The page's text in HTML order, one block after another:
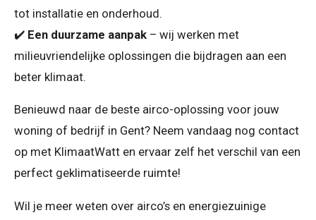
tot installatie en onderhoud.
✔️ Een duurzame aanpak – wij werken met
milieuvriendelijke oplossingen die bijdragen aan een
beter klimaat.
Benieuwd naar de beste airco-oplossing voor jouw
woning of bedrijf in Gent? Neem vandaag nog contact
op met KlimaatWatt en ervaar zelf het verschil van een
perfect geklimatiseerde ruimte!
Wil je meer weten over airco’s en energiezuinige